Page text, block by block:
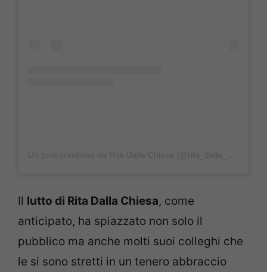
Il lutto di Rita Dalla Chiesa, come
anticipato, ha spiazzato non solo il
pubblico ma anche molti suoi colleghi che
le si sono stretti in un tenero abbraccio